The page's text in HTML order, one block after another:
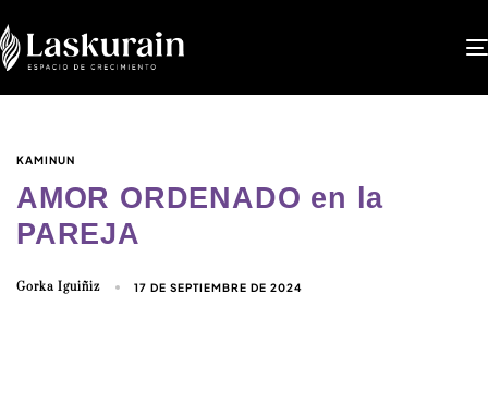
KAMINUN
AMOR ORDENADO en la
PAREJA
Gorka Iguiñiz 17 DE SEPTIEMBRE DE 2024